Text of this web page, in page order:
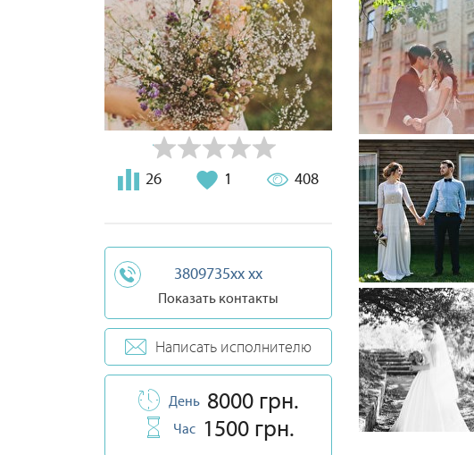
26 1 408
3809735xx xx
Показать контакты
Написать исполнителю
День 8000 грн.
Час 1500 грн.
0 0
0 0